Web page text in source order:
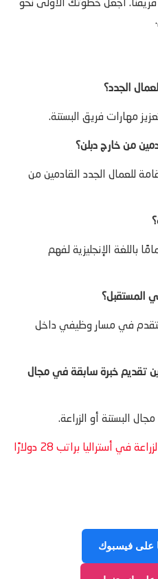
اجعل خطوتك الأولى نحو
الجدد؟
مهارات فريق البستنة.
من خارج دبلن؟
للعمال الجدد القادمين من
باللغة الإنجليزية لفهم
المستقبل؟
في مسار وظيفي داخل
تقديم خبرة سابقة في مجال
البستنة أو الزراعة.
فرص عمل في الزراعة في أستراليا براتب 28 دولارًا
على فيسبوك